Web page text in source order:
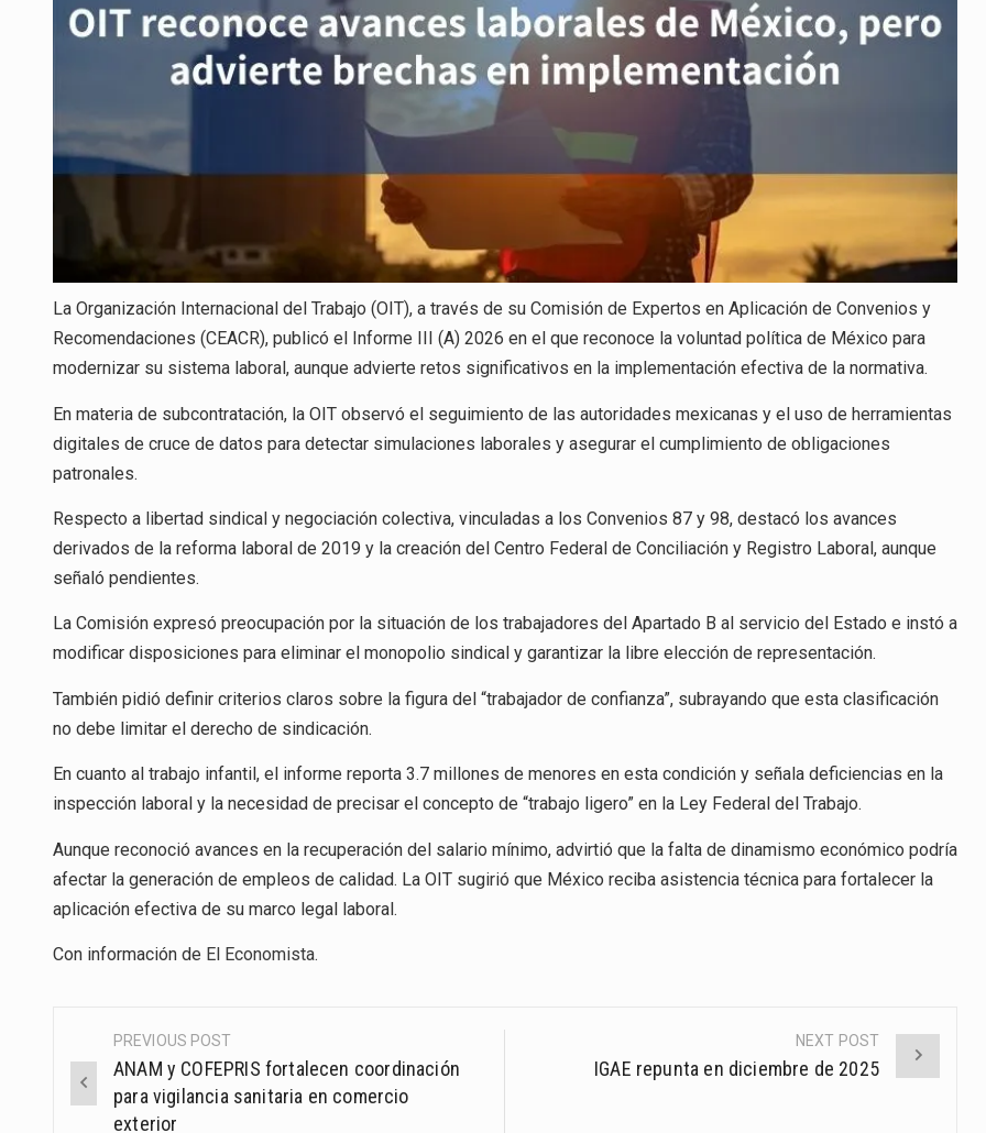
La Organización Internacional del Trabajo (OIT), a través de su Comisión de Expertos en Aplicación de Convenios y
Recomendaciones (CEACR), publicó el Informe III (A) 2026 en el que reconoce la voluntad política de México para
modernizar su sistema laboral, aunque advierte retos significativos en la implementación efectiva de la normativa.
En materia de subcontratación, la OIT observó el seguimiento de las autoridades mexicanas y el uso de herramientas
digitales de cruce de datos para detectar simulaciones laborales y asegurar el cumplimiento de obligaciones
patronales.
Respecto a libertad sindical y negociación colectiva, vinculadas a los Convenios 87 y 98, destacó los avances
derivados de la reforma laboral de 2019 y la creación del Centro Federal de Conciliación y Registro Laboral, aunque
señaló pendientes.
La Comisión expresó preocupación por la situación de los trabajadores del Apartado B al servicio del Estado e instó a
modificar disposiciones para eliminar el monopolio sindical y garantizar la libre elección de representación.
También pidió definir criterios claros sobre la figura del “trabajador de confianza”, subrayando que esta clasificación
no debe limitar el derecho de sindicación.
En cuanto al trabajo infantil, el informe reporta 3.7 millones de menores en esta condición y señala deficiencias en la
inspección laboral y la necesidad de precisar el concepto de “trabajo ligero” en la Ley Federal del Trabajo.
Aunque reconoció avances en la recuperación del salario mínimo, advirtió que la falta de dinamismo económico podría
afectar la generación de empleos de calidad. La OIT sugirió que México reciba asistencia técnica para fortalecer la
aplicación efectiva de su marco legal laboral.
Con información de El Economista.
Post
navigation
PREVIOUS POST
ANAM y COFEPRIS fortalecen coordinación
para vigilancia sanitaria en comercio
exterior
NEXT POST
IGAE repunta en diciembre de 2025